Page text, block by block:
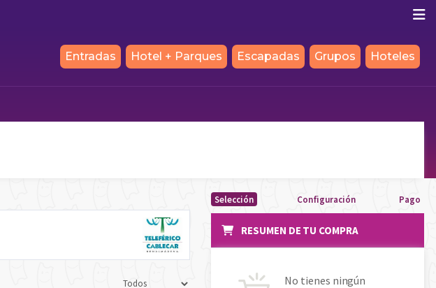
Entradas Hotel + Parques Escapadas Grupos Hoteles
Selección Configuración Pago
RESUMEN DE TU COMPRA
No tienes ningún